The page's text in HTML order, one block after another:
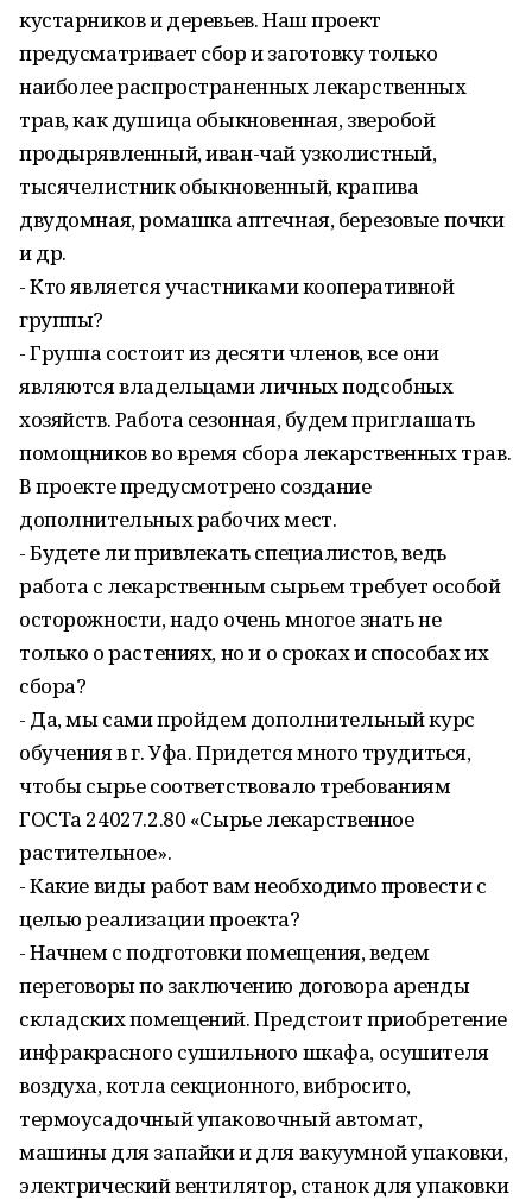
кустарников и деревьев. Наш проект
предусматривает сбор и заготовку только
наиболее распространенных лекарственных
трав, как душица обыкновенная, зверобой
продырявленный, иван-чай узколистный,
тысячелистник обыкновенный, крапива
двудомная, ромашка аптечная, березовые почки
и др.
- Кто является участниками кооперативной
группы?
- Группа состоит из десяти членов, все они
являются владельцами личных подсобных
хозяйств. Работа сезонная, будем приглашать
помощников во время сбора лекарственных трав.
В проекте предусмотрено создание
дополнительных рабочих мест.
- Будете ли привлекать специалистов, ведь
работа с лекарственным сырьем требует особой
осторожности, надо очень многое знать не
только о растениях, но и о сроках и способах их
сбора?
- Да, мы сами пройдем дополнительный курс
обучения в г. Уфа. Придется много трудиться,
чтобы сырье соответствовало требованиям
ГОСТа 24027.2.80 «Сырье лекарственное
растительное».
- Какие виды работ вам необходимо провести с
целью реализации проекта?
- Начнем с подготовки помещения, ведем
переговоры по заключению договора аренды
складских помещений. Предстоит приобретение
инфракрасного сушильного шкафа, осушителя
воздуха, котла секционного, вибросито,
термоусадочный упаковочный автомат,
машины для запайки и для вакуумной упаковки,
электрический вентилятор, станок для упаковки